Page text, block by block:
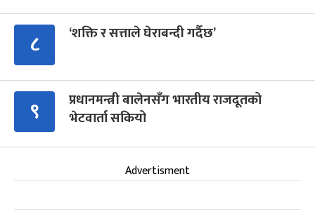
८ ‘शक्ति र सत्ताले घेराबन्दी गर्दैछ’
९
प्रधानमन्त्री बालेनसँग भारतीय राजदूतको
भेटवार्ता सकियो
Advertisment